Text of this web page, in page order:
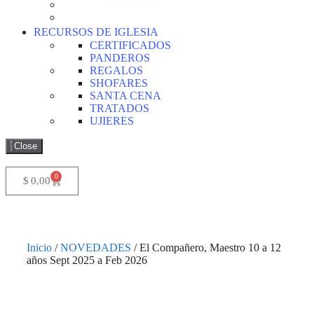
RECURSOS DE IGLESIA
CERTIFICADOS
PANDEROS
REGALOS
SHOFARES
SANTA CENA
TRATADOS
UJIERES
Close
$ 0,00 0
Inicio /NOVEDADES / El Compañero, Maestro 10 a 12
años Sept 2025 a Feb 2026